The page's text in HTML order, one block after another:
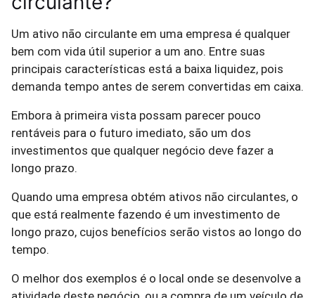
Um ativo não circulante em uma empresa é qualquer
bem com vida útil superior a um ano. Entre suas
principais características está a baixa liquidez, pois
demanda tempo antes de serem convertidas em caixa.
Embora à primeira vista possam parecer pouco
rentáveis ​​para o futuro imediato, são um dos
investimentos que qualquer negócio deve fazer a
longo prazo.
Quando uma empresa obtém ativos não circulantes, o
que está realmente fazendo é um investimento de
longo prazo, cujos benefícios serão vistos ao longo do
tempo.
O melhor dos exemplos é o local onde se desenvolve a